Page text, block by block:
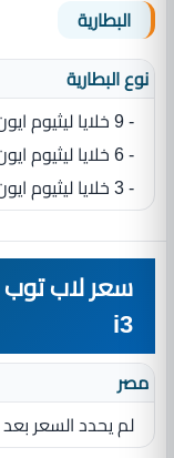
البطارية
نوع البطارية‏
- 9 خلايا ليثيوم ايون 100 واط
- 6 خلايا ليثيوم ايون 62 واط
- 3 خلايا ليثيوم ايون 31 واط
i3
مصر
لم يحدد السعر بعد